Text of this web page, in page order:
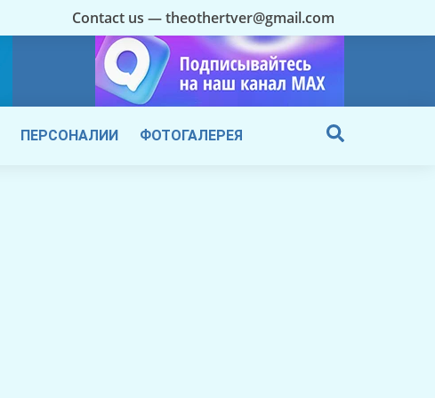
Contact us — theothertver@gmail.com
ПЕРСОНАЛИИ ФОТОГАЛЕРЕЯ